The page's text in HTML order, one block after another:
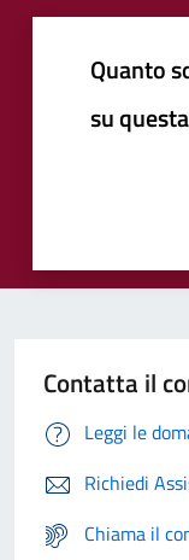
Quanto
su
Contatta il
Leggi le
Richiedi
Chiama il